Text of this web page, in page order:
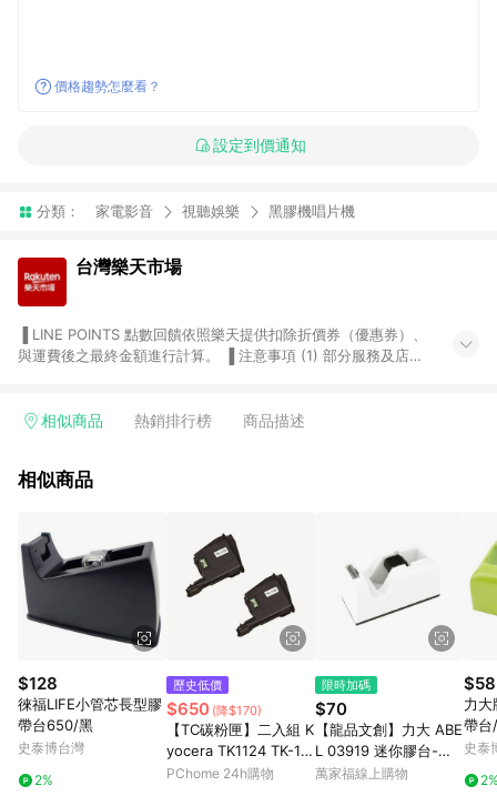
價格趨勢怎麼看？
設定到價通知
分類： 家電影音 視聽娛樂 黑膠機唱片機
台灣樂天市場
與運費後之最終金額進行計算。 ▐ 注意事項 (1) 部分服務及店家
Smart mobile、神腦生活、JS巨盛、樂天KOBO電子書，請詳閱
台灣樂天市場，並在同一瀏覽器於24小時內結帳，才享有 LINE
使用APP、或中途瀏覽比價網、回饋網、Google等其他網頁、或
由網頁版(電腦版/手機版網頁)切換為App都將會造成追蹤中斷而
無法進行 LINE POINTS 回饋。 (5) LINE 購物為購物資訊整合性
平台，商品資料更新會有時間差，如顯示之商品規格、顏色、價
位、贈品與台灣樂天市場銷售網頁不符，以銷售網頁標示為準。
(6) 導購訂單已逾 365 天，根據台灣樂天回饋規定，逾期訂單將
不符合回饋資格。 (7) 若上述或其他原因，致使消費者無接收到
點數回饋或點數回饋有爭議，台灣樂天市場保有更改條款與法律
追訴之權利，活動詳情以樂天市場網站公告為準。
相似商品 熱銷排行榜 商品描述
相似商品
$128
徠福LIFE小管芯長型膠
帶台650/黑
史泰博台灣
2%
歷史低價
$650 (降$170)
【TC碳粉匣】二入組 K
yocera TK1124 TK-11
24 黑色副廠碳粉匣 適
PChome 24h購物
限時加碼
$70
【龍品文創】力大 ABE
L 03919 迷你膠台-附
膠帶-白
萬家福線上購物
$58
力大
帶
附膠
史泰